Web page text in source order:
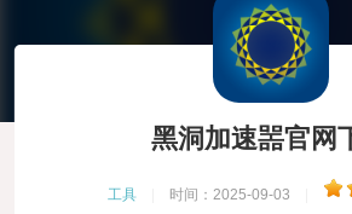
黑洞加速噐官网
工具 时间：2025-09-03